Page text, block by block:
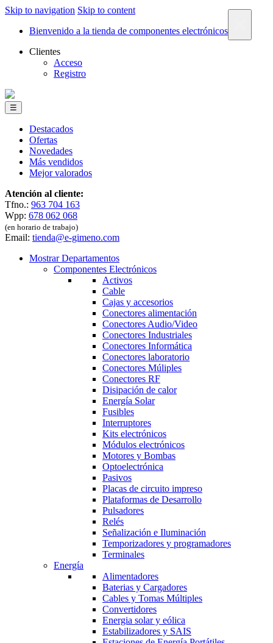
Skip to navigation Skip to content
Bienvenido a la tienda de componentes electrónicos
Clientes
Acceso
Registro
☰
Destacados
Ofertas
Novedades
Más vendidos
Mejor valorados
Atención al cliente:
Tfno.: 963 704 163
Wpp: 678 062 068
(en horario de trabajo)
Email: tienda@e-gimeno.com
Mostrar Departamentos
Componentes Electrónicos
Activos
Cable
Cajas y accesorios
Conectores alimentación
Conectores Audio/Video
Conectores Industriales
Conectores Informática
Conectores laboratorio
Conectores Múliples
Conectores RF
Disipación de calor
Energía Solar
Fusibles
Interruptores
Kits electrónicos
Módulos electrónicos
Motores y Bombas
Optoelectrónica
Pasivos
Placas de circuito impreso
Plataformas de Desarrollo
Pulsadores
Relés
Señalización e Iluminación
Temporizadores y programadores
Terminales
Energía
Alimentadores
Baterias y Cargadores
Cables y Tomas Múltiples
Convertidores
Energia solar y eólica
Estabilizadores y SAIS